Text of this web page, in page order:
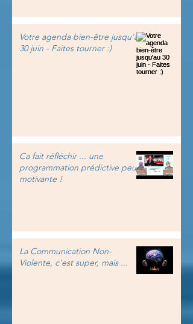
Votre agenda bien-être jusqu'au
30 juin - Faites tourner :)
Ca fait réfléchir ... une
programmation prédictive peu
motivante !
La Communication Non-
Violente, c'est super, mais ...